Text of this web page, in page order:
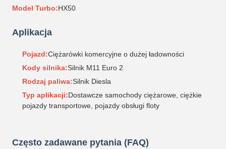
Model Turbo:HX50
Aplikacja
Pojazd:Ciężarówki komercyjne o dużej ładowności
Kody silnika:Silnik M11 Euro 2
Rodzaj paliwa:Silnik Diesla
Typ aplikacji:Dostawcze samochody ciężarowe, ciężkie
pojazdy transportowe, pojazdy obsługi floty
Często zadawane pytania (FAQ)